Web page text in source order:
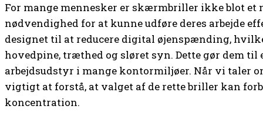
For mange mennesker er skærmbriller ikke blot et
nødvendighed for at kunne udføre deres arbejde
designet til at reducere digital øjenspænding,
hovedpine, træthed og sløret syn. Dette gør dem til
arbejdsudstyr i mange kontormiljøer. Når vi taler
vigtigt at forstå, at valget af de rette briller kan
koncentration.